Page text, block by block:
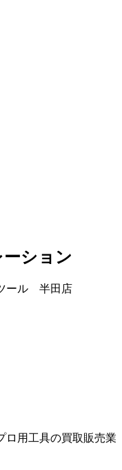
ション
ール 半田店
ロ用工具の買取販売業